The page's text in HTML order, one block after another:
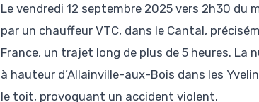
Le vendredi 12 septembre 2025 vers 2h30 du
par un chauffeur VTC, dans le Cantal,
France, un trajet long de plus de 5 heures. La
à hauteur d’Allainville-aux-Bois dans les
le toit, provoquant un accident violent.